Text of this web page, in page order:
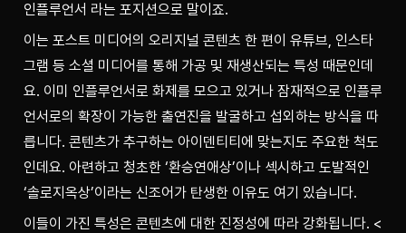
인플루언서 라는 포지션으로 말이죠.
이는 포스트 미디어의 오리지널 콘텐츠 한 편이 유튜브, 인스타
그램 등 소셜 미디어를 통해 가공 및 재생산되는 특성 때문인데
요. 이미 인플루언서로 화제를 모으고 있거나 잠재적으로 인플루
언서로의 확장이 가능한 출연진을 발굴하고 섭외하는 방식을 따
릅니다. 콘텐츠가 추구하는 아이덴티티에 맞는지도 주요한 척도
인데요. 아련하고 청초한 ‘환승연애상’이나 섹시하고 도발적인
‘솔로지옥상’이라는 신조어가 탄생한 이유도 여기 있습니다.
이들이 가진 특성은 콘텐츠에 대한 진정성에 따라 강화됩니다. <